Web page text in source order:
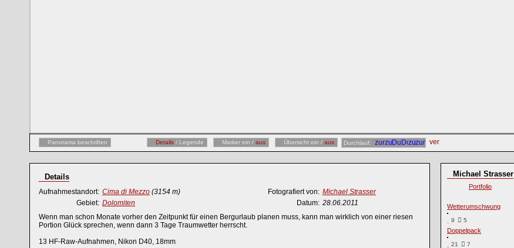
Panorama beschriften Details / Legende Marker ein / aus Übersicht ein / aus Durchlauf:
Details
Aufnahmestandort: Cima di Mezzo (3154 m) Fotografiert von: Michael Strasser
Gebiet: Dolomiten Datum: 28.06.2011
Wenn man schon Monate vorher den Zeitpunkt für einen Bergurlaub planen muss, kann man wirklich von einer riesen
Portion Glück sprechen, wenn dann 3 Tage Traumwetter herrscht.
13 HF-Raw-Aufnahmen, Nikon D40, 18mm
Michael Strasser
Portfolio
Wetterumschwung
9 5
Doppelpack
21 7